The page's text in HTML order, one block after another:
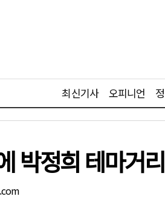
최신기사 오피니언
박정희 테마거